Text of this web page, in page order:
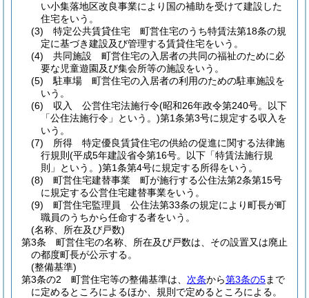
い小集落地区改良事業により国の補助を受けて建設した
住宅をいう。
(3)
特定公共賃貸住宅 町営住宅のうち特賃法第18条の規
定に基づき建設及び管理する賃貸住宅をいう。
(4)
共同施設 町営住宅の入居者の共同の福祉のために必
要な児童遊園及び集会所等の施設をいう。
(5)
駐車場 町営住宅の入居者の利用のための駐車施設を
いう。
(6)
収入 公営住宅法施行令(昭和26年政令第240号。以下
「公住法施行令」という。)第1条第3号に規定する収入を
いう。
(7)
所得 特定優良賃貸住宅の供給の促進に関する法律施
行規則 (平成5年建設省令第16号。以下「特賃法施行規
則」という。)第1条第4号に規定する所得をいう。
(8)
町営住宅建替事業 町が施行する公住法第2条第15号
に規定する公営住宅建替事業をいう。
(9)
町営住宅監理員 公住法第33条の規定により町長が町
職員のうちから任命する者をいう。
(名称、所在及び戸数)
第3条
町営住宅の名称、所在及び戸数は、その設置又は廃止
の都度町長が公示する。
(整備基準)
第3条の2
町営住宅等の整備基準は、 次条から第3条の5まで
に定めるところによるほか、規則で定めるところによる。